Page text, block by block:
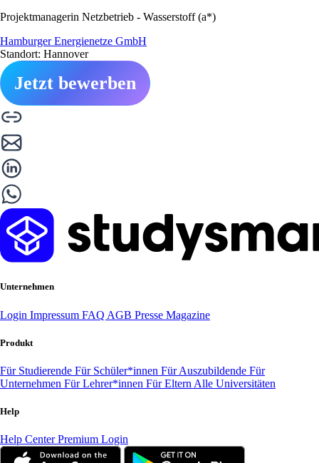
Projektmanagerin Netzbetrieb - Wasserstoff (a*)
Hamburger Energienetze GmbH
Standort: Hannover
Jetzt bewerben
Unternehmen
Login Impressum FAQ AGB Presse Magazine
Produkt
Für Studierende Für Schüler*innen Für Auszubildende Für
Unternehmen Für Lehrer*innen Für Eltern Alle Universitäten
Help
Help CenterPremium Login